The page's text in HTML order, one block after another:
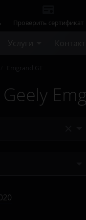
Проверить сертификат
Услуги